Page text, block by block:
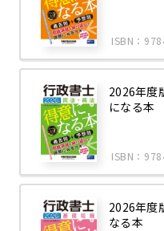
ISBN：
2026年度
になる本
ISBN：
2026年度
なる本